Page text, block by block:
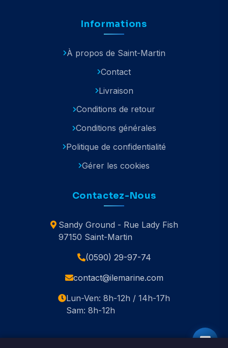
Informations
À propos de Saint-Martin
Contact
Livraison
Conditions de retour
Conditions générales
Politique de confidentialité
Gérer les cookies
Contactez-Nous
Sandy Ground - Rue Lady Fish
97150 Saint-Martin
(0590) 29-97-74
contact@ilemarine.com
Lun-Ven: 8h-12h / 14h-17h
Sam: 8h-12h